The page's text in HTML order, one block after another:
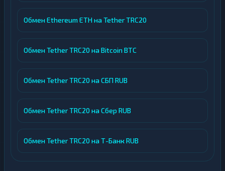
Обмен Ethereum ETH на Tether TRC20
Обмен Tether TRC20 на Bitcoin BTC
Обмен Tether TRC20 на СБП RUB
Обмен Tether TRC20 на Сбер RUB
Обмен Tether TRC20 на Т-Банк RUB